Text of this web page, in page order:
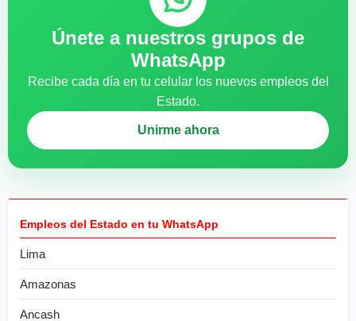
Únete a nuestros grupos de
WhatsApp
Recibe cada día en tu celular los nuevos empleos del
Estado.
Unirme ahora
Empleos del Estado en tu WhatsApp
Lima
Amazonas
Ancash